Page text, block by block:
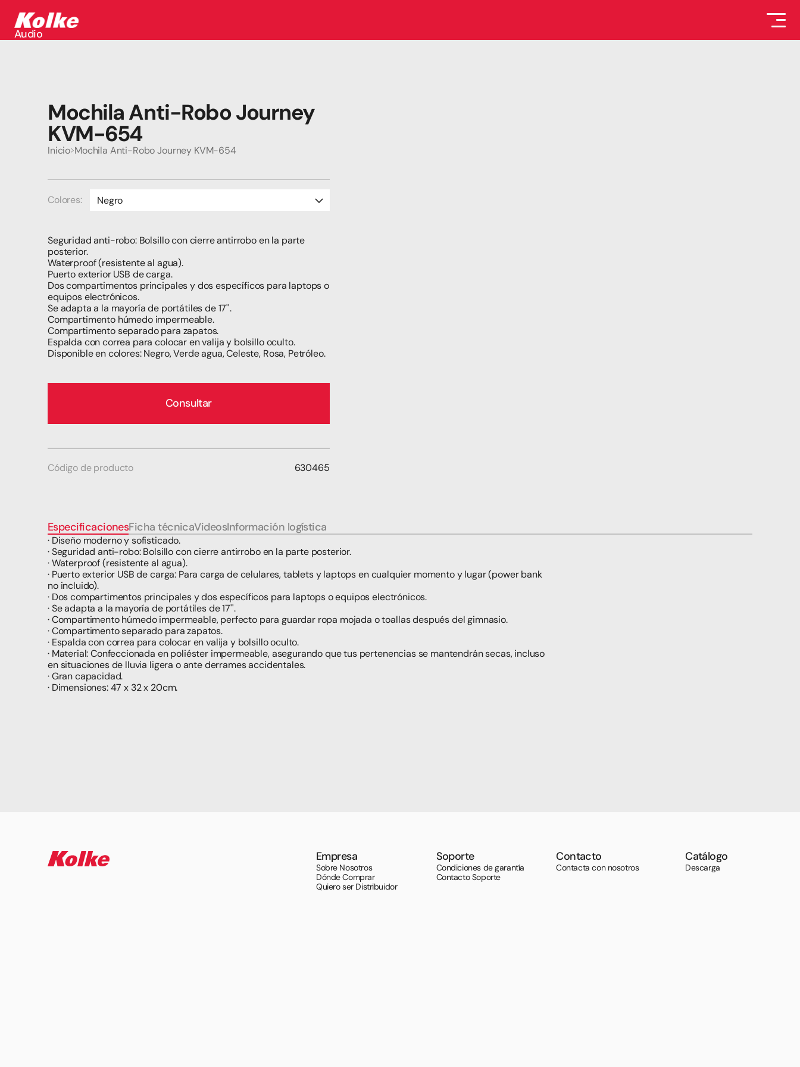
Audio
Seguridad
Perifericos
Televisores
Tabletas
Mochila Anti-Robo Journey
KVM-654
Inicio Mochila Anti-Robo Journey KVM-654
Colores:
Negro
Celeste
Rosa
Seguridad anti-robo: Bolsillo con cierre antirrobo en la parte
posterior.
Waterproof (resistente al agua).
Puerto exterior USB de carga.
Dos compartimentos principales y dos específicos para laptops o
equipos electrónicos.
Se adapta a la mayoría de portátiles de 17''.
Compartimento húmedo impermeable.
Compartimento separado para zapatos.
Espalda con correa para colocar en valija y bolsillo oculto.
Disponible en colores: Negro, Verde agua, Celeste, Rosa, Petróleo.
Consultar
Código de producto 630465
EspecificacionesFicha técnicaVideosInformación logística
· Diseño moderno y sofisticado.
· Seguridad anti-robo: Bolsillo con cierre antirrobo en la parte posterior.
· Waterproof (resistente al agua).
· Puerto exterior USB de carga: Para carga de celulares, tablets y laptops en cualquier momento y lugar (power bank
no incluido).
· Dos compartimentos principales y dos específicos para laptops o equipos electrónicos.
· Se adapta a la mayoría de portátiles de 17''.
· Compartimento húmedo impermeable, perfecto para guardar ropa mojada o toallas después del gimnasio.
· Compartimento separado para zapatos.
· Espalda con correa para colocar en valija y bolsillo oculto.
· Material: Confeccionada en poliéster impermeable, asegurando que tus pertenencias se mantendrán secas, incluso
en situaciones de lluvia ligera o ante derrames accidentales.
· Gran capacidad.
· Dimensiones: 47 x 32 x 20cm.
Empresa
Sobre Nosotros
Dónde Comprar
Quiero ser Distribuidor
Soporte
Condiciones de garantía
Contacto Soporte
Contacto
Contacta con nosotros
Catálogo
Descarga